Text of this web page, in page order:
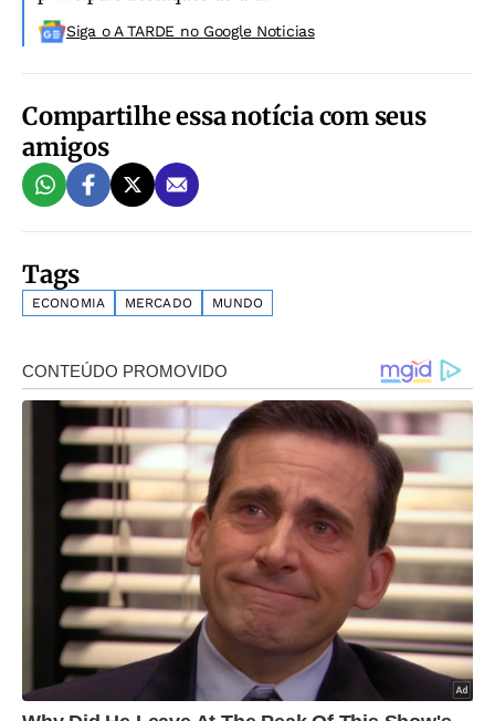
Siga o A TARDE no Google Noticias
Compartilhe essa notícia com seus
amigos
Tags
ECONOMIA MERCADO MUNDO